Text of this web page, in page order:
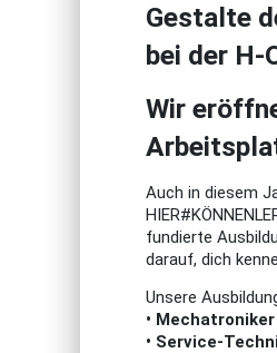
Gestalte
bei der H-
Wir
Auch in diesem
fundierte
darauf, dich
Unsere
•
• Service-